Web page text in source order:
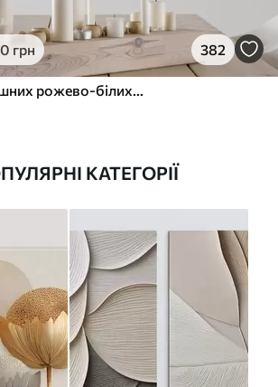
грн 382
Букет великих пишних рожево-білих квітів півонії із зеленим листям на м’якому розмитому фоні
КАТЕГОРІЇ